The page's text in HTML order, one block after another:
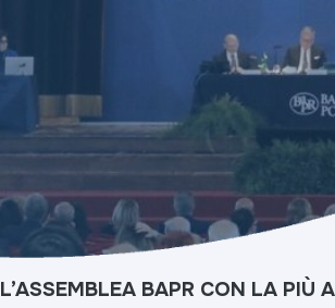
L’ASSEMBLEA BAPR CON LA PIÙ